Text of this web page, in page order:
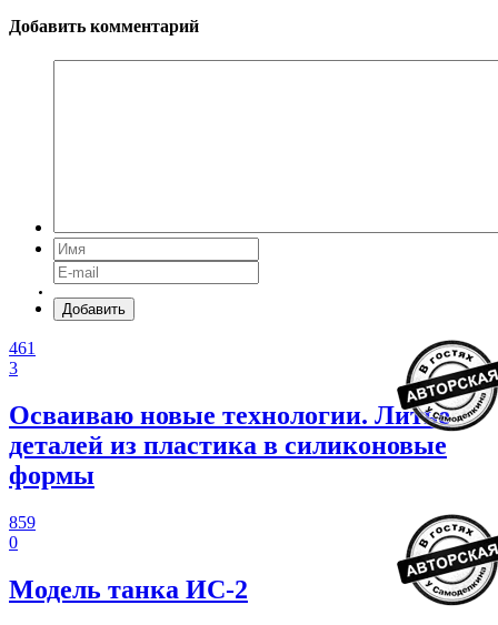
Добавить комментарий
Добавить
461
3
Осваиваю новые технологии. Литье
деталей из пластика в силиконовые
формы
859
0
Модель танка ИС-2